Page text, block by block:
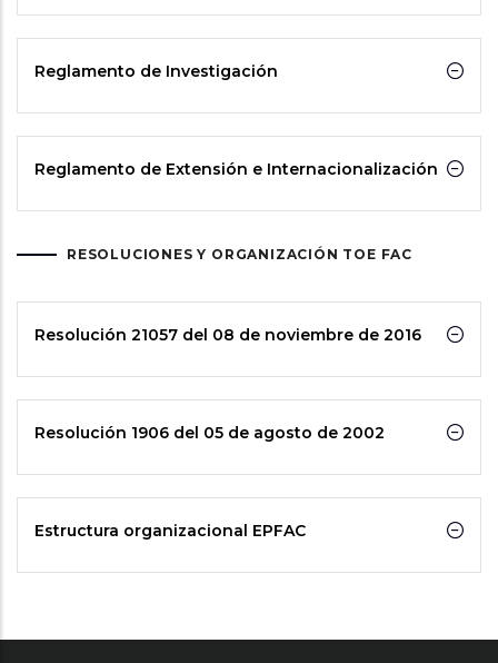
Reglamento de Investigación
Reglamento de Extensión e Internacionalización
RESOLUCIONES Y ORGANIZACIÓN TOE FAC
Resolución 21057 del 08 de noviembre de 2016
Resolución 1906 del 05 de agosto de 2002
Estructura organizacional EPFAC